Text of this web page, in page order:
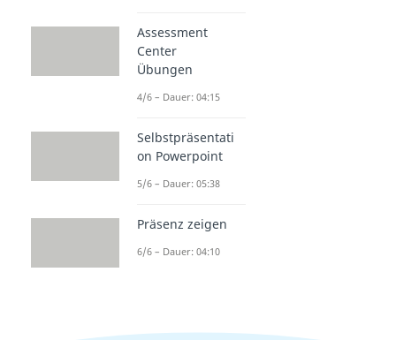
Assessment
Center
Übungen
4/6 – Dauer: 04:15
Selbstpräsentati
on Powerpoint
5/6 – Dauer: 05:38
Präsenz zeigen
6/6 – Dauer: 04:10